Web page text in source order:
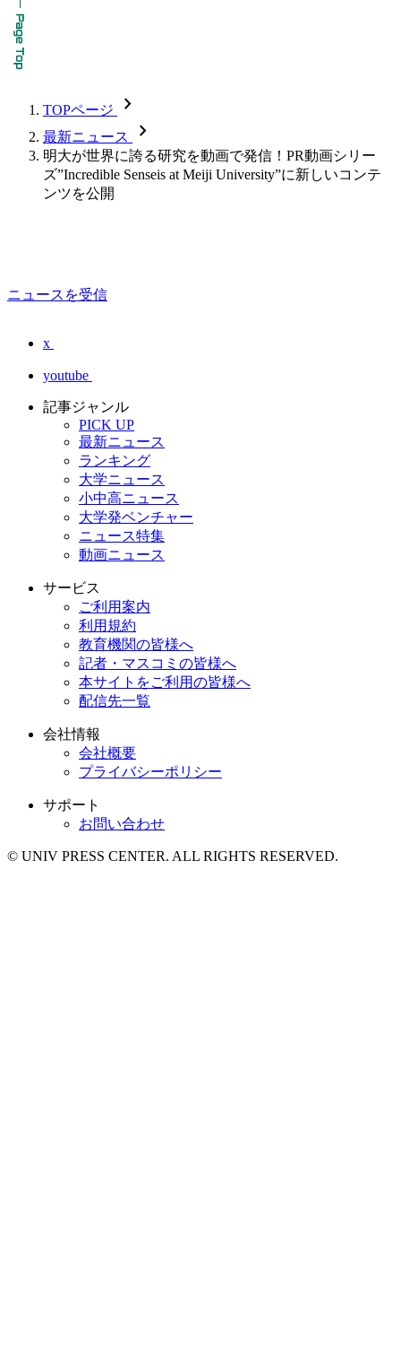
TOPページ chevron_forward
最新ニュース chevron_forward
明大が世界に誇る研究を動画で発信！PR動画シリー
ズ”Incredible Senseis at Meiji University”に新しいコンテ
ンツを公開
ニュースを受信
x
youtube
記事ジャンル
PICK UP
最新ニュース
ランキング
大学ニュース
小中高ニュース
大学発ベンチャー
ニュース特集
動画ニュース
サービス
ご利用案内
利用規約
教育機関の皆様へ
記者・マスコミの皆様へ
本サイトをご利用の皆様へ
配信先一覧
会社情報
会社概要
プライバシーポリシー
サポート
お問い合わせ
© UNIV PRESS CENTER. ALL RIGHTS RESERVED.